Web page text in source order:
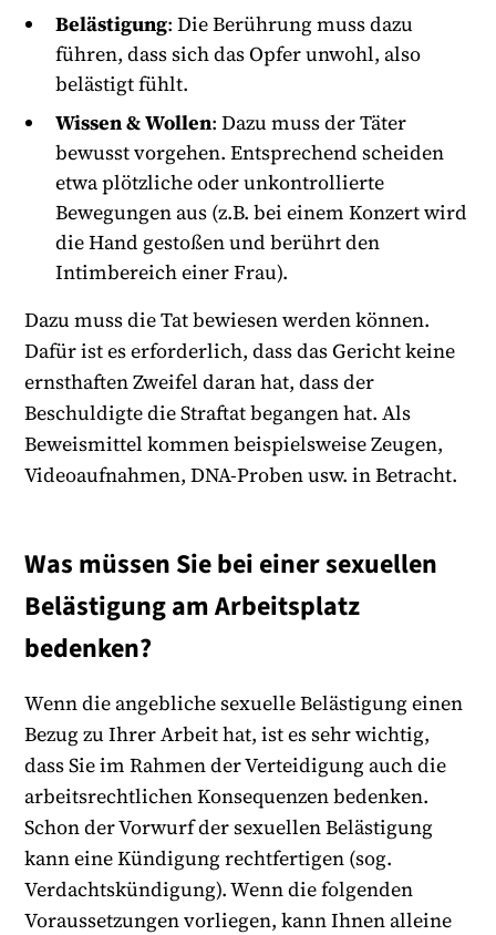
Belästigung: Die Berührung muss dazu
führen, dass sich das Opfer unwohl, also
belästigt fühlt.
Wissen & Wollen: Dazu muss der Täter
bewusst vorgehen. Entsprechend scheiden
etwa plötzliche oder unkontrollierte
Bewegungen aus (z.B. bei einem Konzert wird
die Hand gestoßen und berührt den
Intimbereich einer Frau).
Dazu muss die Tat bewiesen werden können.
Dafür ist es erforderlich, dass das Gericht keine
ernsthaften Zweifel daran hat, dass der
Beschuldigte die Straftat begangen hat. Als
Beweismittel kommen beispielsweise Zeugen,
Videoaufnahmen, DNA-Proben usw. in Betracht.
Was müssen Sie bei einer sexuellen
Belästigung am Arbeitsplatz
bedenken?
Wenn die angebliche sexuelle Belästigung einen
Bezug zu Ihrer Arbeit hat, ist es sehr wichtig,
dass Sie im Rahmen der Verteidigung auch die
arbeitsrechtlichen Konsequenzen bedenken.
Schon der Vorwurf der sexuellen Belästigung
kann eine Kündigung rechtfertigen (sog.
Verdachtskündigung). Wenn die folgenden
Voraussetzungen vorliegen, kann Ihnen alleine